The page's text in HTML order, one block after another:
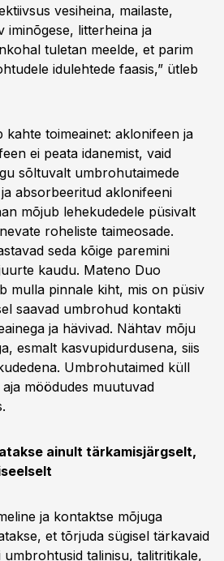
vesiheina, mailaste,
iminõgese, litterheina ja
tuletan meelde, et parim
idulehtede faasis,” ütleb
kahte toimeainet: aklonifeen ja
ei peata idanemist, vaid
sõltuvalt umbrohutaimede
absorbeeritud aklonifeeni
mõjub lehekudedele püsivalt
roheliste taimeosade.
seda kõige paremini
kaudu. Mateno Duo
mulla pinnale kiht, mis on püsiv
saavad umbrohud kontakti
ja hävivad. Nähtav mõju
esmalt kasvupidurdusena, siis
Umbrohutaimed küll
möödudes muutuvad
ainult tärkamisjärgselt,
ja kontaktse mõjuga
et tõrjuda sügisel tärkavaid
umbrohtusid talinisu, talitritikale,